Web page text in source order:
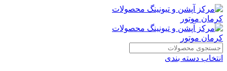
انتخاب دسته بندی